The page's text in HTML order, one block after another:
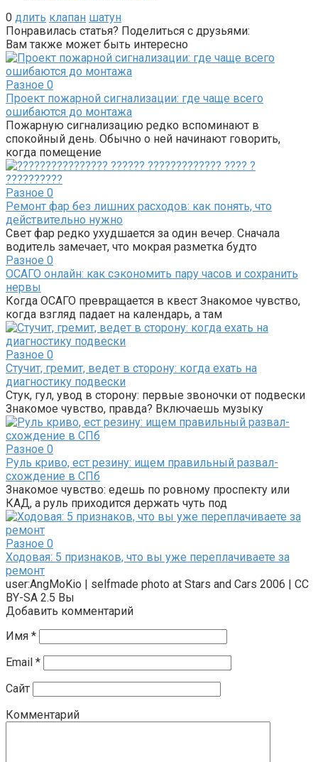
0 длить клапан шатун
Понравилась статья? Поделиться с друзьями:
Вам также может быть интересно
Разное 0
Проект пожарной сигнализации: где чаще всего
ошибаются до монтажа
Пожарную сигнализацию редко вспоминают в
спокойный день. Обычно о ней начинают говорить,
когда помещение
Разное 0
Ремонт фар без лишних расходов: как понять, что
действительно нужно
Свет фар редко ухудшается за один вечер. Сначала
водитель замечает, что мокрая разметка будто
Разное 0
ОСАГО онлайн: как сэкономить пару часов и сохранить
нервы
Когда ОСАГО превращается в квест Знакомое чувство,
когда взгляд падает на календарь, а там
Разное 0
Стучит, гремит, ведет в сторону: когда ехать на
диагностику подвески
Стук, гул, увод в сторону: первые звоночки от подвески
Знакомое чувство, правда? Включаешь музыку
Разное 0
Руль криво, ест резину: ищем правильный развал-
схождение в СПб
Знакомое чувство: едешь по ровному проспекту или
КАД, а руль приходится держать чуть под
Разное 0
Ходовая: 5 признаков, что вы уже переплачиваете за
ремонт
user:AngMoKio | selfmade photo at Stars and Cars 2006 | CC
BY-SA 2.5 Вы
Добавить комментарий
Имя *
Email *
Сайт
Комментарий